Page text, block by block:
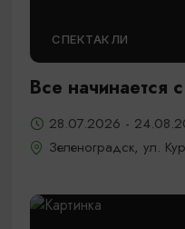
СПЕКТАКЛИ
Все начинается
28.07.2026 -
Зеленоградск, ул.